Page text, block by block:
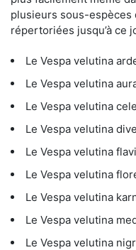
plusieurs sous-espèces
répertoriées jusqu’à ce
Le Vespa velutina
Le Vespa velutina
Le Vespa velutina
Le Vespa velutina
Le Vespa velutina
Le Vespa velutina
Le Vespa velutina
Le Vespa velutina
Le Vespa velutina